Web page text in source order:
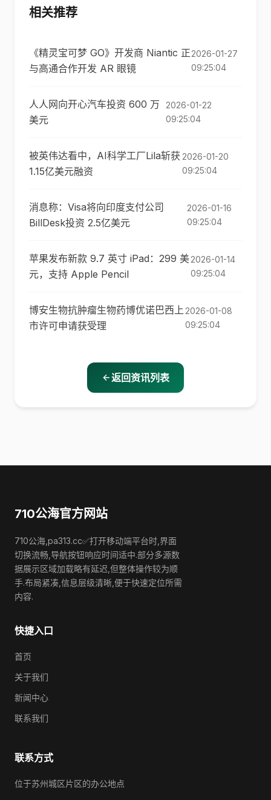
相关推荐
《精灵宝可梦 GO》开发商 Niantic 正
与高通合作开发 AR 眼镜
2026-01-27
09:25:04
人人网向开心汽车投资 600 万
美元
2026-01-22
09:25:04
被英伟达看中，AI科学工厂Lila斩获
1.15亿美元融资
2026-01-20
09:25:04
消息称：Visa将向印度支付公司
BillDesk投资 2.5亿美元
2026-01-16
09:25:04
苹果发布新款 9.7 英寸 iPad：299 美
元，支持 Apple Pencil
2026-01-14
09:25:04
博安生物抗肿瘤生物药博优诺巴西上
市许可申请获受理
2026-01-08
09:25:04
返回资讯列表
710公海官方网站
710公海,pa313.cc✅打开移动端平台时,界面
切换流畅,导航按钮响应时间适中.部分多源数
据展示区域加载略有延迟,但整体操作较为顺
手.布局紧凑,信息层级清晰,便于快速定位所需
内容.
快捷入口
首页
关于我们
新闻中心
联系我们
联系方式
位于苏州城区片区的办公地点